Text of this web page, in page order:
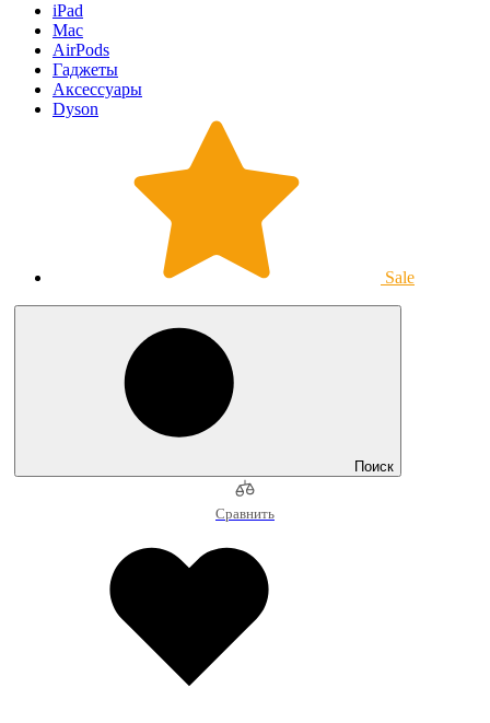
iPad
Mac
AirPods
Гаджеты
Аксессуары
Dyson
Sale
Поиск
Сравнить